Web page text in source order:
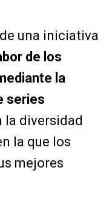
una iniciativa
de los
la
series
la diversidad
la que los
mejores